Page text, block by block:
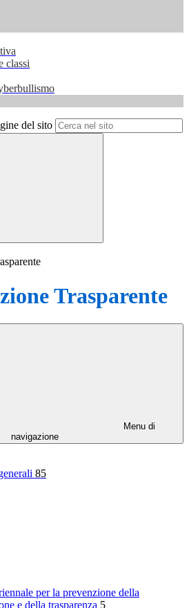
classi
del sito
Trasparente
Menu di
navigazione
85
per la prevenzione della
e della trasparenza 5